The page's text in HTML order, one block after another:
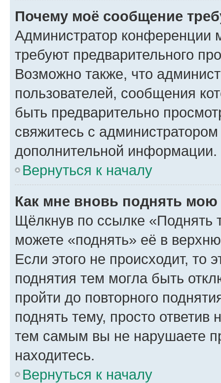
Почему моё сообщение
Администратор конференции
требуют предварительного
Возможно также, что
пользователей, сообщения
быть предварительно
свяжитесь с
дополнительной информации.
Вернуться к началу
Как мне вновь поднять мою
Щёлкнув по ссылке «Поднять
можете «поднять» её в
Если этого не происходит, то
поднятия тем могла быть
пройти до повторного
поднять тему, просто ответив
тем самым вы не нарушаете
находитесь.
Вернуться к началу